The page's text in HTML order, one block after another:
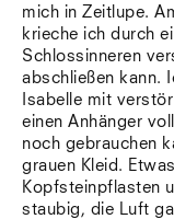
mich in Zeitlupe.
krieche ich durch
Schlossinneren
abschließen kann.
Isabelle mit
einen Anhänger
noch gebrauchen
grauen Kleid.
Kopfsteinpflasten
staubig, die Luft